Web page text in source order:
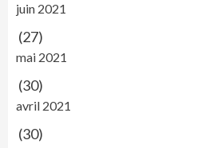
juin 2021
(27)
mai 2021
(30)
avril 2021
(30)